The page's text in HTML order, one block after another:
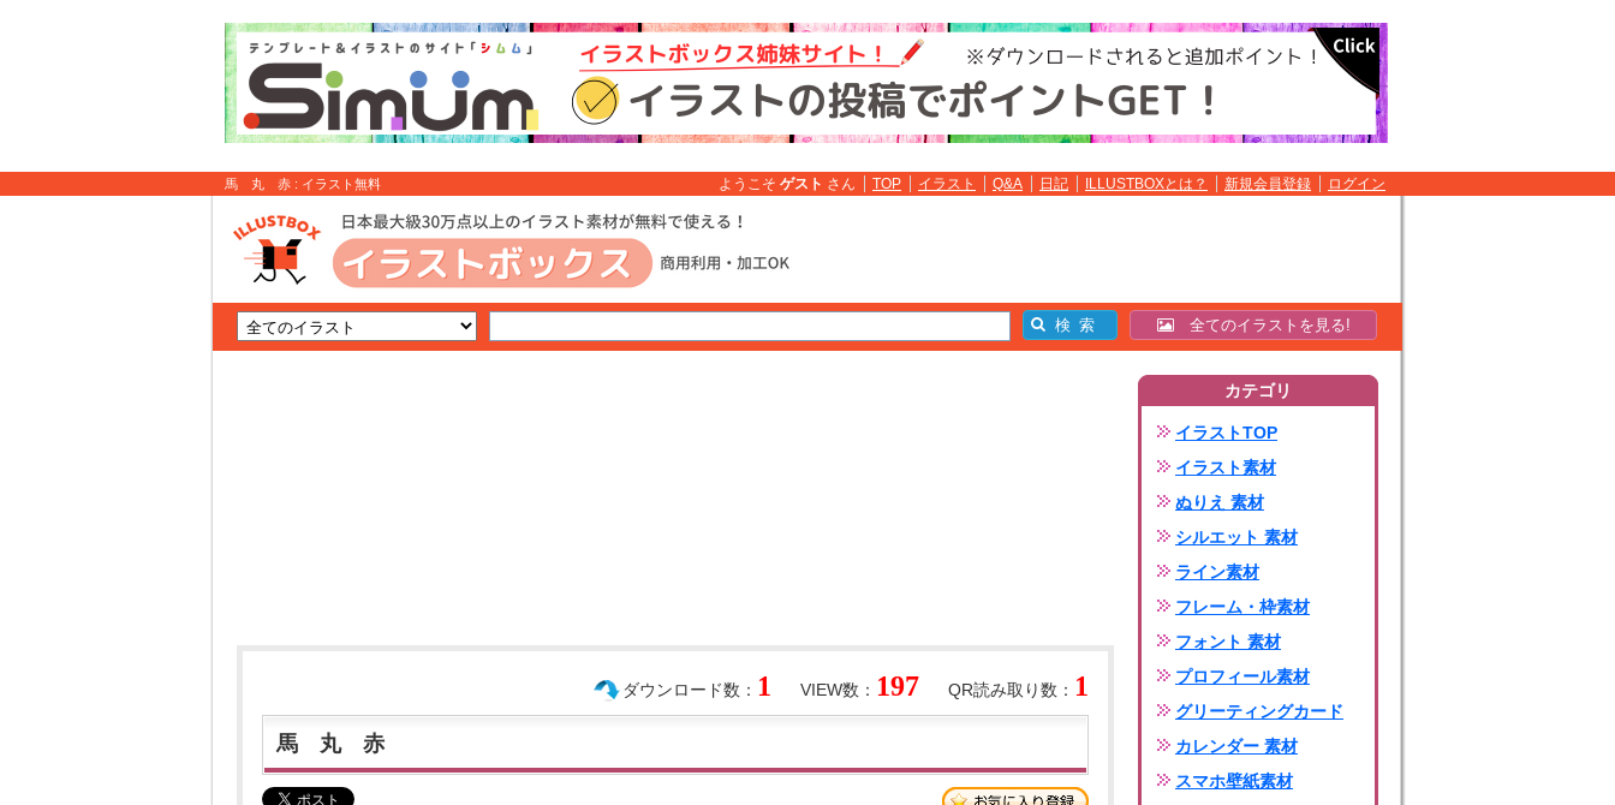
馬 丸 赤 : イラスト無料 ようこそ ゲスト さん TOP イラスト Q&A 日記 ILLUSTBOXとは？ 新規会員登録 ログイン
全てのイラストを見る!
QR読み取り数： 1
VIEW数： 197
ダウンロード数： 1
馬 丸 赤
カテゴリ
イラストTOP
イラスト素材
ぬりえ 素材
シルエット 素材
ライン素材
フレーム・枠素材
フォント 素材
プロフィール素材
グリーティングカード
カレンダー 素材
スマホ壁紙素材